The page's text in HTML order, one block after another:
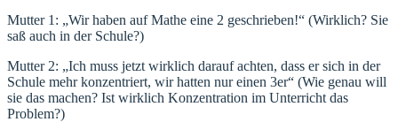
Mutter 1: „Wir haben auf Mathe eine 2 geschrieben!“ (Wirklich? Sie
saß auch in der Schule?)
Mutter 2: „Ich muss jetzt wirklich darauf achten, dass er sich in der
Schule mehr konzentriert, wir hatten nur einen 3er“ (Wie genau will
sie das machen? Ist wirklich Konzentration im Unterricht das
Problem?)